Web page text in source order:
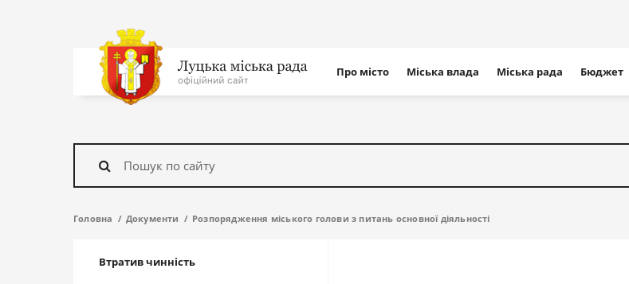
На
головну
сайту
Про місто Міська влада Міська рада Бюджет
Знайти
Головна Документи Розпорядження міського голови з питань основної діяльності
Втратив чинність